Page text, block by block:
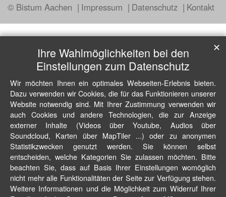
© Bistum Aachen Impressum Datenschutz Kontakt
Ihre Wahlmöglichkeiten bei den
Einstellungen zum Datenschutz
Wir möchten Ihnen ein optimales Webseiten-Erlebnis bieten.
Dazu verwenden wir Cookies, die für das Funktionieren unserer
Website notwendig sind. Mit Ihrer Zustimmung verwenden wir
auch Cookies und andere Technologien, die zur Anzeige
externer Inhalte (Videos über Youtube, Audios über
Soundcloud, Karten über MapTiler ...) oder zu anonymen
Statistikzwecken genutzt werden. Sie können selbst
entscheiden, welche Kategorien Sie zulassen möchten. Bitte
beachten Sie, dass auf Basis Ihrer Einstellungen womöglich
nicht mehr alle Funktionalitäten der Seite zur Verfügung stehen.
Weitere Informationen und die Möglichkeit zum Widerruf Ihrer
✕